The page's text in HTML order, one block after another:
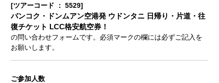
[ツアーコード ： 5529]
バンコク・ドンムアン空港発 ウドンタニ 日帰り・片道・往
復チケット LCC格安航空券！
の問い合わせフォームです。必須マークの欄には必ずご記入を
お願いします。
ご参加人数